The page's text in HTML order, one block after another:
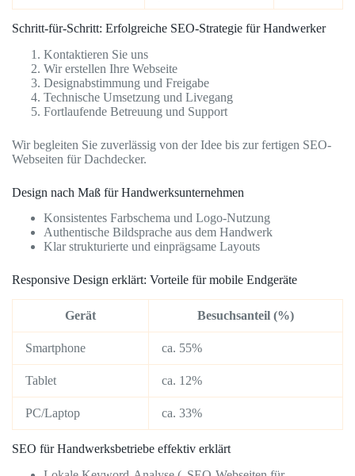
Schritt-für-Schritt: Erfolgreiche SEO-Strategie für Handwerker
Kontaktieren Sie uns
Wir erstellen Ihre Webseite
Designabstimmung und Freigabe
Technische Umsetzung und Livegang
Fortlaufende Betreuung und Support
Wir begleiten Sie zuverlässig von der Idee bis zur fertigen SEO-
Webseiten für Dachdecker.
Design nach Maß für Handwerksunternehmen
Konsistentes Farbschema und Logo-Nutzung
Authentische Bildsprache aus dem Handwerk
Klar strukturierte und einprägsame Layouts
Responsive Design erklärt: Vorteile für mobile Endgeräte
Gerät Besuchsanteil (%)
Smartphone ca. 55%
Tablet ca. 12%
PC/Laptop ca. 33%
SEO für Handwerksbetriebe effektiv erklärt